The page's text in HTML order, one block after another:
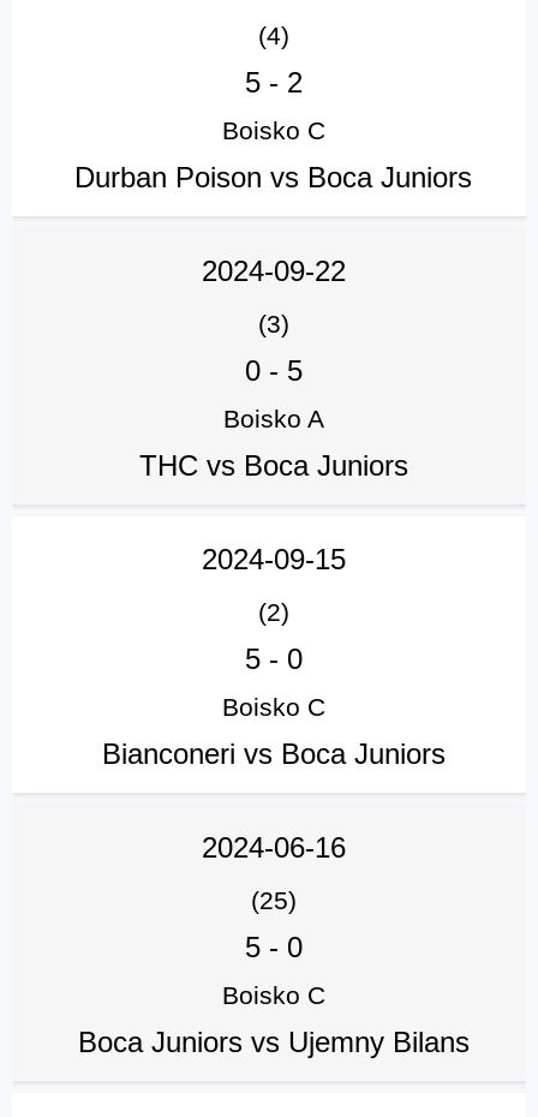
(4)
5- 2
Boisko C
Durban Poison vs Boca Juniors
2024-09-22
(3)
0- 5
Boisko A
THC vs Boca Juniors
2024-09-15
(2)
5- 0
Boisko C
Bianconeri vs Boca Juniors
2024-06-16
(25)
5- 0
Boisko C
Boca Juniors vs Ujemny Bilans